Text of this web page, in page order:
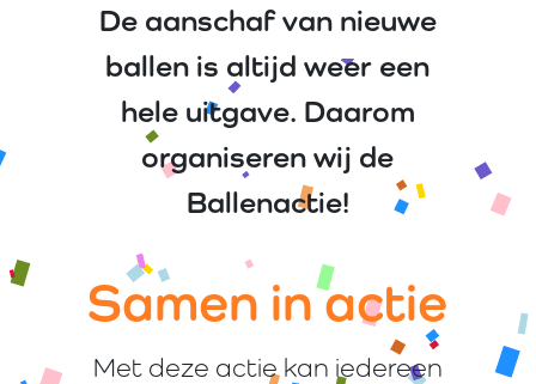
De aanschaf van nieuwe
ballen is altijd weer een
hele uitgave. Daarom
organiseren wij de
Ballenactie!
Samen in actie
Met deze actie kan iedereen